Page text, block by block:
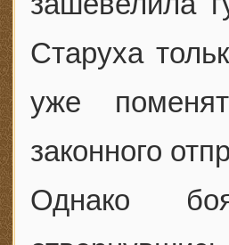
Старуха
уже
законного
Однако